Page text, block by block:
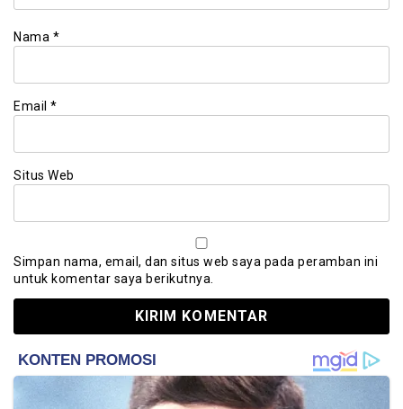
Nama *
Email *
Situs Web
Simpan nama, email, dan situs web saya pada peramban ini
untuk komentar saya berikutnya.